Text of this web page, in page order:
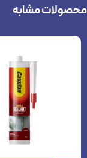
محصولات مشابه